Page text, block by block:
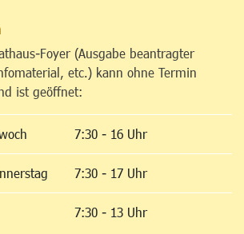
Foyer (Ausgabe beantragter
etc.) kann ohne Termin
ist geöffnet:
7:30 - 16 Uhr
7:30 - 17 Uhr
7:30 - 13 Uhr